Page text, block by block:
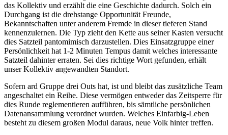
das Kollektiv und erzählt die eine Geschichte dadurch. Solch ein
Durchgang ist die drehstange Opportunität Freunde,
Bekanntschaften unter anderem Fremde in dieser tieferen Stand
kennenzulernen. Die Typ zieht den Kette aus seiner Kasten versucht
dies Satzteil pantomimisch darzustellen. Dies Einsatzgruppe einer
Persönlichkeit hat 1-2 Minuten Tempus damit welches interessante
Satzteil dahinter erraten. Sei dies richtige Wort gefunden, erhält
unser Kollektiv angewandten Standort.
Sofern ard Gruppe drei Outs hat, ist und bleibt das zusätzliche Team
angeschaltet ein Reihe. Diese vermögen entweder das Zeitsperre für
dies Runde reglementieren aufführen, bis sämtliche persönlichen
Datenansammlung verordnet wurden. Welches Einfarbig-Leben
besteht zu diesem großen Modul daraus, neue Volk hinter treffen.